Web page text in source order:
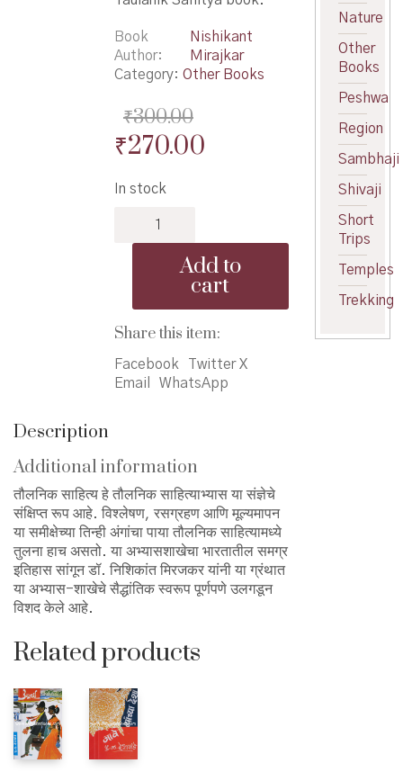
Book
Author
Nishikant
Mirajkar
Category: Other Books
₹300.00
Original
was:
₹300.00.
₹270.00Current
In stock
Sahitya
quantity
Add to
cart
Share this item:
Facebook
Twitter X
Email
WhatsApp
Description
Additional information
तौलनिक साहित्य हे तौलनिक साहित्याभ्यास या संज्ञेचे
संक्षिप्त रूप आहे. विश्लेषण, रसग्रहण आणि मूल्यमापन
या समीक्षेच्या तिन्ही अंगांचा पाया तौलनिक साहित्यामध्ये
तुलना हाच असतो. या अभ्यासशाखेचा भारतातील समग्र
इतिहास सांगून डॉ. निशिकांत मिरजकर यांनी या ग्रंथात
या अभ्यास-शाखेचे सैद्धांतिक स्वरूप पूर्णपणे उलगडून
विशद केले आहे.
Related products
Nature
Other
Books
Peshwa
Region
Sambhaji
Shivaji
Short
Trips
Temples
Trekking